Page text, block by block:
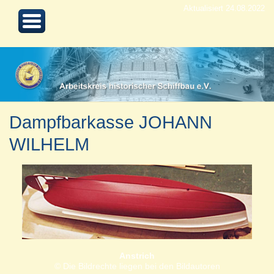
Aktualisiert 24.08.2022
Dampfbarkasse JOHANN
WILHELM
Anstrich
© Die Bildrechte liegen bei den Bildautoren